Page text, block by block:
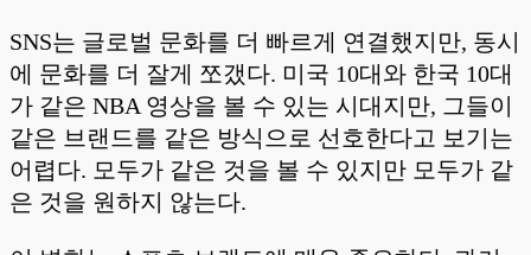
SNS는 글로벌 문화를 더 빠르게 연결했지만, 동시
에 문화를 더 잘게 쪼갰다. 미국 10대와 한국 10대
가 같은 NBA 영상을 볼 수 있는 시대지만, 그들이
같은 브랜드를 같은 방식으로 선호한다고 보기는
어렵다. 모두가 같은 것을 볼 수 있지만 모두가 같
은 것을 원하지 않는다.